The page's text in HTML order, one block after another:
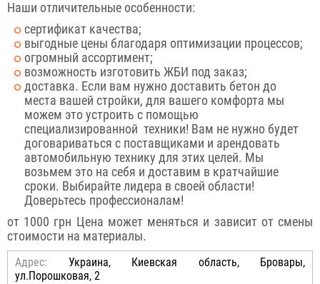
Наши отличительные особенности:
сертификат качества;
выгодные цены благодаря оптимизации процессов;
огромный ассортимент;
возможность изготовить ЖБИ под заказ;
доставка. Если вам нужно доставить бетон до
места вашей стройки, для вашего комфорта мы
можем это устроить с помощью
специализированной техники! Вам не нужно будет
договариваться с поставщиками и арендовать
автомобильную технику для этих целей. Мы
возьмем это на себя и доставим в кратчайшие
сроки. Выбирайте лидера в своей области!
Доверьтесь профессионалам!
от 1000 грн Цена может меняться и зависит от смены
стоимости на материалы.
Адрес: Украина, Киевская область, Бровары,
ул.Порошковая, 2